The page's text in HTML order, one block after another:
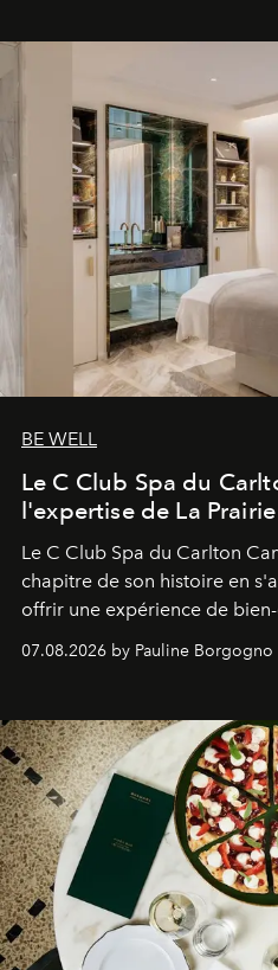
BE WELL
Le C Club Spa du
l'expertise de La Prairie
Le C Club Spa du Carlton
chapitre de son histoire en
offrir une expérience de
expertise se rencontrent.
07.08.2026 by Pauline Borgogno